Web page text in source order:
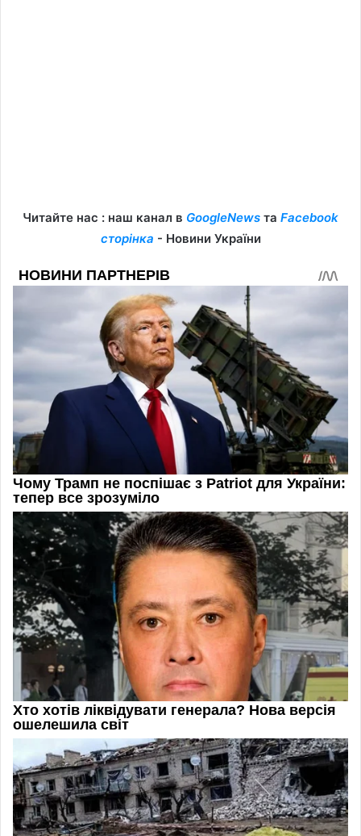
Читайте нас : наш канал в GoogleNews та Facebook
сторінка - Новини України